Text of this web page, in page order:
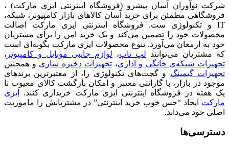
شرکت نوآوران آسان پیشرو (فروشگاه اینترنتی ایزی مارکت) ،
فروشگاهی مطمئن برای خرید آسان کالاهای بازار کامپیوتر، شبکه،
IT و تکنولوژی ست. فروشگاه اینترنتی ایزی مارکت اصالت
محصولات خود را تضمین می‌کند و یک خرید امن را برای مشتریان
خود به ارمغان می‌آورد. تنوع محصولات ایزی مارکت بگونه‌ای است
که مشتریان می‌توانند لپ تاپ، لوازم جانبی موبایل و کامپیوتر ،
تجهیزات شبکه‌ی خانگی و اداری، تجهیزات ذخیره سازی و همچنین
تجهیزات گیمینگ و گجت‌های تکنولوژی را، از معتبرترین برندهای
موجود در بازار، با گارانتی معتبر و امکان بازگشت کالای معیوب تا
یک هفته در فروشگاه اینترنتی ایزی مارکت خریداری کنند.
ایزی
مارکت ایجاد “حس خوب خرید اینترنتی” در مشتریانش را ماموریت
اصلی خود می‌داند.
دسترسی‌ها